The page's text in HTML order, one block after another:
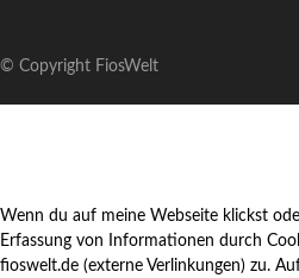
© Copyright FiosWelt
Wenn du auf meine Webseite klickst
Erfassung von Informationen durch
fioswelt.de (externe Verlinkungen) zu.